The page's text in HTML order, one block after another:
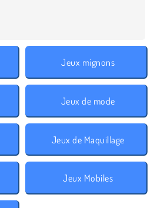
Jeux mignons
Jeux de mode
Jeux de Maquillage
Jeux Mobiles